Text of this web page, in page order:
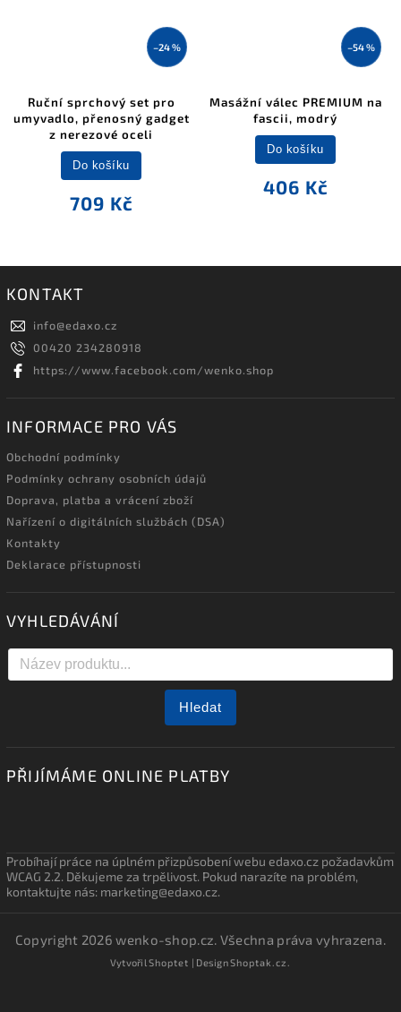
–24 %
Ruční sprchový set pro
umyvadlo, přenosný gadget
z nerezové oceli
709 Kč
Do košíku
–54 %
Masážní válec PREMIUM na
fascii, modrý
406 Kč
Do košíku
KONTAKT
info@edaxo.cz
00420 234280918
https://www.facebook.com/wenko.shop
INFORMACE PRO VÁS
Obchodní podmínky
Podmínky ochrany osobních údajů
Doprava, platba a vrácení zboží
Nařízení o digitálních službách (DSA)
Kontakty
Deklarace přístupnosti
VYHLEDÁVÁNÍ
Hledat
PŘIJÍMÁME ONLINE PLATBY
Probíhají práce na úplném přizpůsobení webu edaxo.cz požadavkům
WCAG 2.2. Děkujeme za trpělivost. Pokud narazíte na problém,
kontaktujte nás: marketing@edaxo.cz.
Copyright 2026wenko-shop.cz. Všechna práva vyhrazena.
VytvořilShoptet | DesignShoptak.cz.